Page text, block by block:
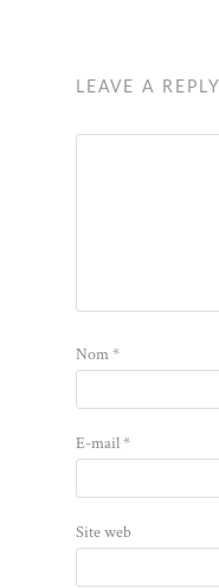
LEAVE A REPLY
Nom*
E-mail*
Site web